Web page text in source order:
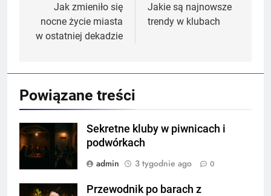
wpisuJak zmieniło się
nocne życie miasta
w ostatniej dekadzie
Jakie są najnowsze
trendy w klubach
Powiązane treści
Sekretne kluby w piwnicach i
podwórkach
admin
3 tygodnie ago 0
Przewodnik po barach z